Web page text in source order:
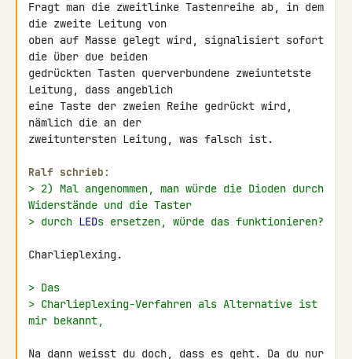
Fragt man die zweitlinke Tastenreihe ab, in dem
die zweite Leitung von
oben auf Masse gelegt wird, signalisiert sofort
die über due beiden
gedrückten Tasten querverbundene zweiuntetste
Leitung, dass angeblich
eine Taste der zweien Reihe gedrückt wird,
nämlich die an der
zweituntersten Leitung, was falsch ist.
Ralf schrieb:
> 2) Mal angenommen, man würde die Dioden durch
Widerstände und die Taster
> durch LEDs ersetzen, würde das funktionieren?
Charlieplexing.
> Das
> Charlieplexing-Verfahren als Alternative ist
mir bekannt,
Na dann weisst du doch, dass es geht. Da du nur